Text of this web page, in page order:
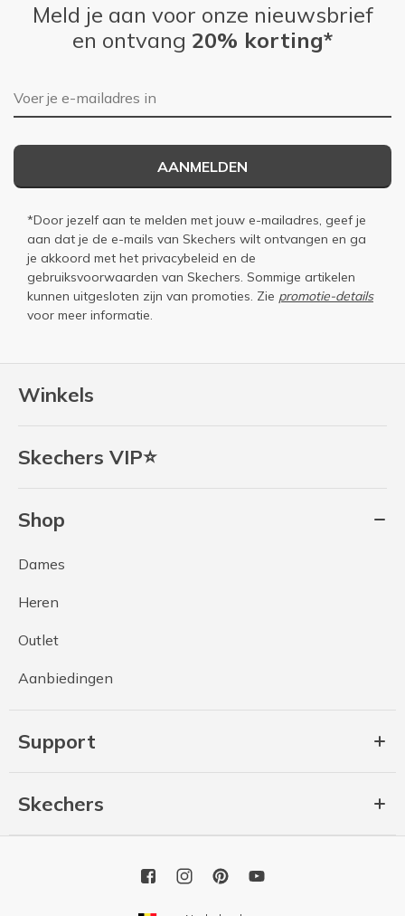
Winkels
Skechers VIP⭐
Shop
Dames
Heren
Outlet
Aanbiedingen
Support
Skechers
Meld je aan voor onze nieuwsbrief
en ontvang 20% korting*
E-mailadres
AANMELDEN
*Door jezelf aan te melden met jouw e-mailadres, geef je
aan dat je de e-mails van Skechers wilt ontvangen en ga
je akkoord met het privacybeleid en de
gebruiksvoorwaarden van Skechers. Sommige artikelen
kunnen uitgesloten zijn van promoties. Zie promotie-details
voor meer informatie.